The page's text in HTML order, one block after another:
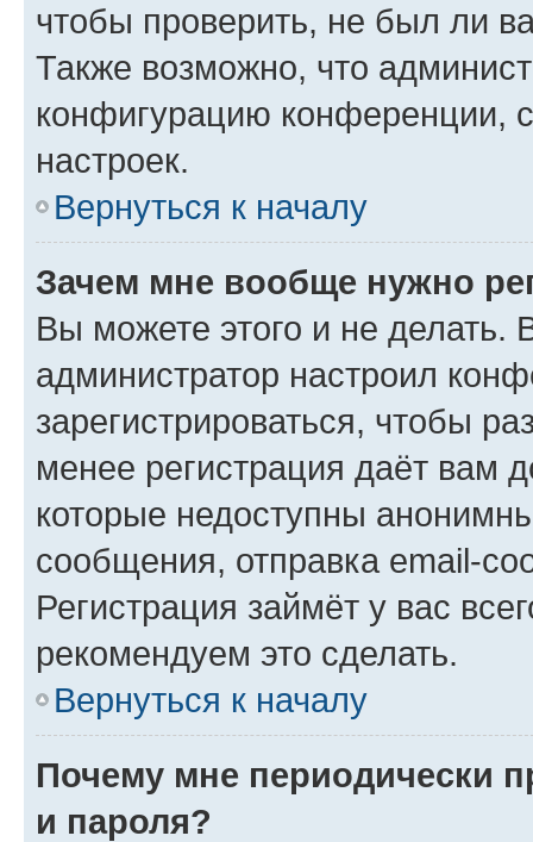
чтобы проверить, не был ли
Также возможно, что
конфигурацию конференции,
настроек.
Вернуться к началу
Зачем мне вообще нужно
Вы можете этого и не делать.
администратор настроил
зарегистрироваться, чтобы
менее регистрация даёт вам
которые недоступны
сообщения, отправка email-
Регистрация займёт у вас
рекомендуем это сделать.
Вернуться к началу
Почему мне периодически
и пароля?